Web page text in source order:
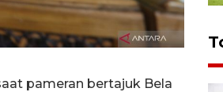
pameran bertajuk Bela